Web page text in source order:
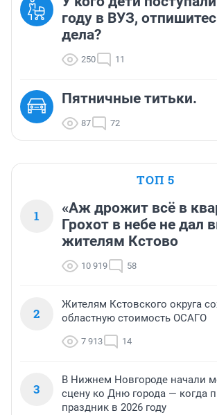
году в ВУЗ,
дела?
250 11
Пятничные титьки.
87 72
ТОП 5
1
«Аж дрожит всё в
Грохот в небе не дал
жителям Кстово
10 919 58
2
Жителям Кстовского округа
областную стоимость ОСАГО
7 913 14
3
В Нижнем Новгороде начали
сцену ко Дню города — когда
праздник в 2026 году